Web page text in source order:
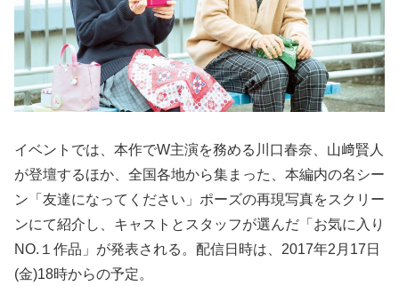
イベントでは、本作でW主演を務める川口春奈、山﨑賢人
が登壇するほか、全国各地から集まった、本編内の名シー
ン「友達になってください」ポーズの再現写真をスクリー
ンにて紹介し、キャストとスタッフが選んだ「お気に入り
NO.１作品」が発表される。配信日時は、2017年2月17日
(金)18時からの予定。